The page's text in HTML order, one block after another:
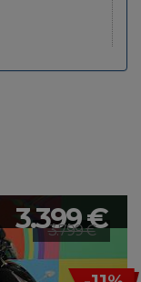
3.399 €
3.799 €